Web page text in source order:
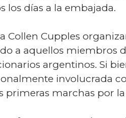
los días a la embajada.
Collen Cupples
a aquellos miembros
argentinos. Si
involucrada
primeras marchas por